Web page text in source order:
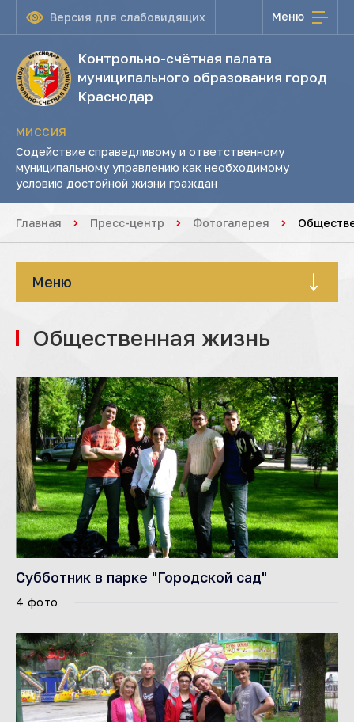
Версия для слабовидящих Меню
Контрольно-счётная палата
муниципального образования город
Краснодар
МИССИЯ
Содействие справедливому и ответственному
муниципальному управлению как необходимому
условию достойной жизни граждан
Главная Пресс-центр Фотогалерея
Меню
Общественная жизнь
Субботник в парке "Городской сад"
4 фото